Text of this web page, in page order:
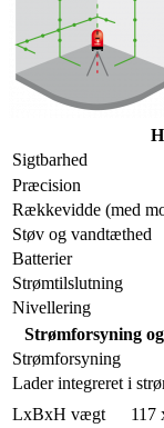
Sigtbarhed
Præcision
Rækkevidde (med
Støv og vandtæthed
Batterier
Strømtilslutning
Nivellering
Strømforsyning
Strømforsyning
Lader integreret i
LxBxH vægt
117